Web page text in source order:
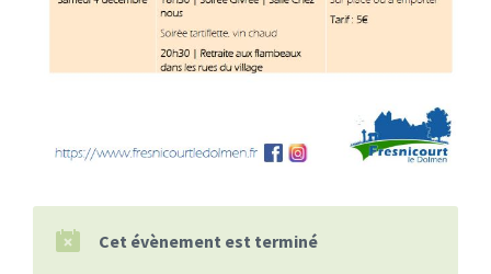
Cet évènement est terminé